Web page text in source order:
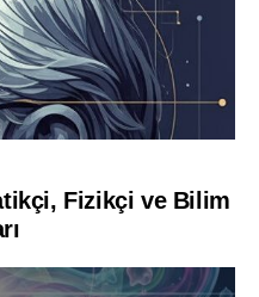
Fizikçi ve Bilim